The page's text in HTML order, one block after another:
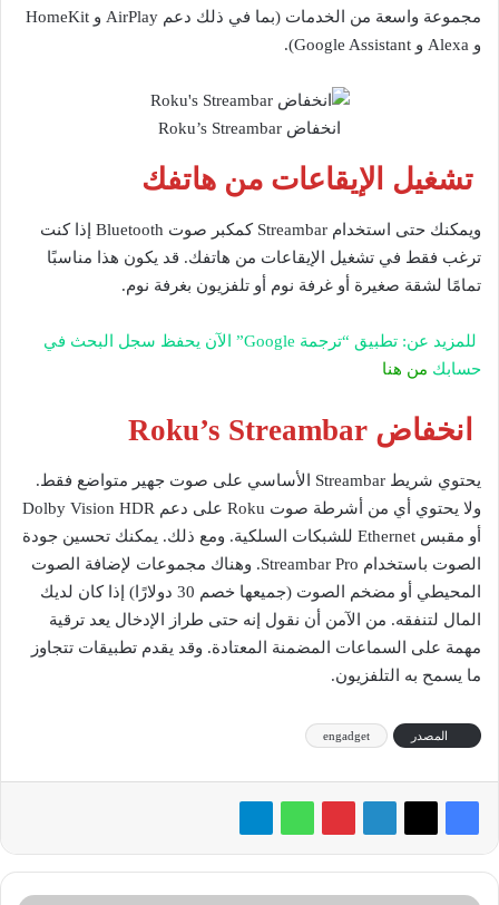
مجموعة واسعة من الخدمات (بما في ذلك دعم AirPlay و HomeKit
و Alexa و Google Assistant).
انخفاض Roku’s Streambar
تشغيل الإيقاعات من هاتفك
ويمكنك حتى استخدام Streambar كمكبر صوت Bluetooth إذا كنت
ترغب فقط في تشغيل الإيقاعات من هاتفك. قد يكون هذا مناسبًا
تمامًا لشقة صغيرة أو غرفة نوم أو تلفزيون بغرفة نوم.
للمزيد عن: تطبيق “ترجمة Google” الآن يحفظ سجل البحث في
حسابك من هنا
انخفاض Roku’s Streambar
يحتوي شريط Streambar الأساسي على صوت جهير متواضع فقط.
ولا يحتوي أي من أشرطة صوت Roku على دعم Dolby Vision HDR
أو مقبس Ethernet للشبكات السلكية. ومع ذلك. يمكنك تحسين جودة
الصوت باستخدام Streambar Pro. وهناك مجموعات لإضافة الصوت
المحيطي أو مضخم الصوت (جميعها خصم 30 دولارًا) إذا كان لديك
المال لتنفقه. من الآمن أن نقول إنه حتى طراز الإدخال يعد ترقية
مهمة على السماعات المضمنة المعتادة. وقد يقدم تطبيقات تتجاوز
ما يسمح به التلفزيون.
المصدر engadget